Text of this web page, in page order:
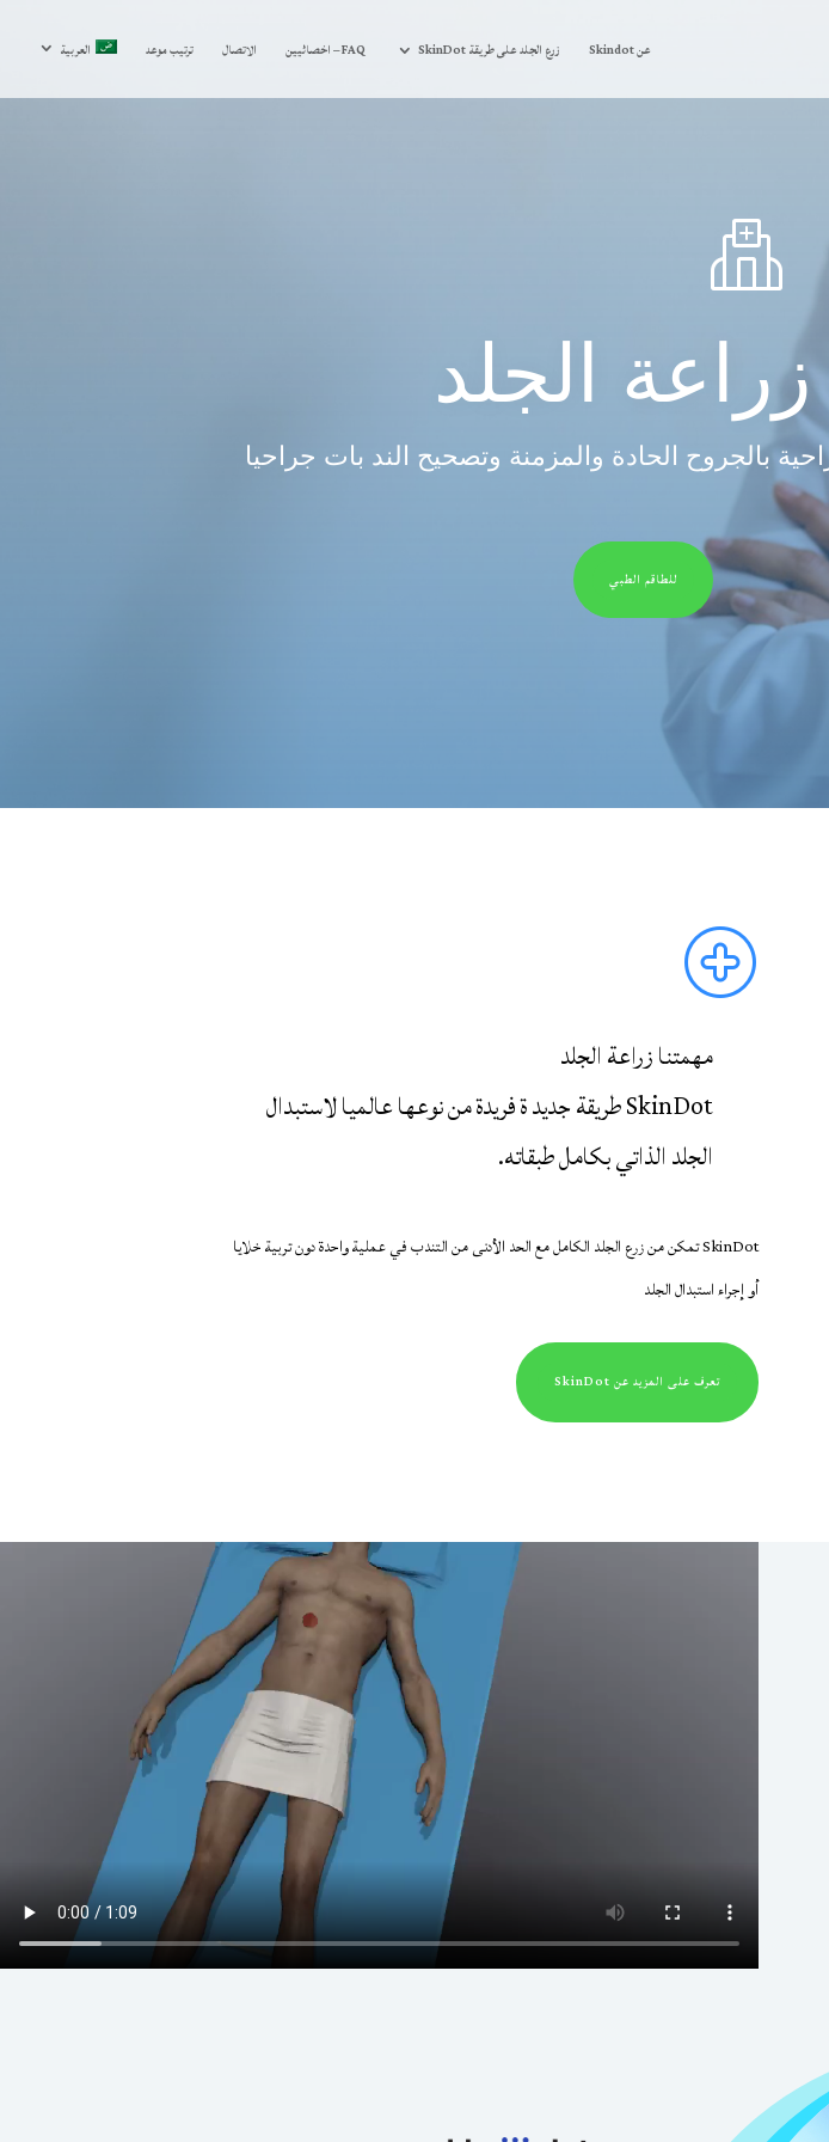
عن Skindot زرع الجلد على طريقة SkinDot FAQ – اخصائيين الاتصال ترتيب موعد العربية
الجلد
للطاقم الطبي
مهمتنا زراعة الجلد
SkinDot طريقة جديد ة فريدة من نوعها عالميا لاستبدال
الجلد الذاتي بكامل طبقاته.
SkinDot تمكن من زرع الجلد الكامل مع الحد الأدنى من التندب في عملية واحدة دون تربية خلايا
أو إجراء استبدال الجلد
تعرف على المزيد عن SkinDot